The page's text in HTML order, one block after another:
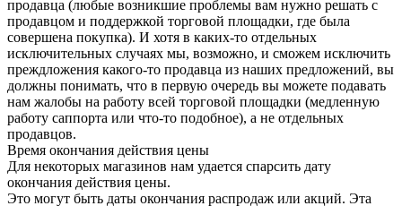
продавца (любые возникшие проблемы вам нужно решать с
продавцом и поддержкой торговой площадки, где была
совершена покупка). И хотя в каких-то отдельных
исключительных случаях мы, возможно, и сможем исключить
преждложения какого-то продавца из наших предложений, вы
должны понимать, что в первую очередь вы можете подавать
нам жалобы на работу всей торговой площадки (медленную
работу саппорта или что-то подобное), а не отдельных
продавцов.
Время окончания действия цены
Для некоторых магазинов нам удается спарсить дату
окончания действия цены.
Это могут быть даты окончания распродаж или акций. Эта